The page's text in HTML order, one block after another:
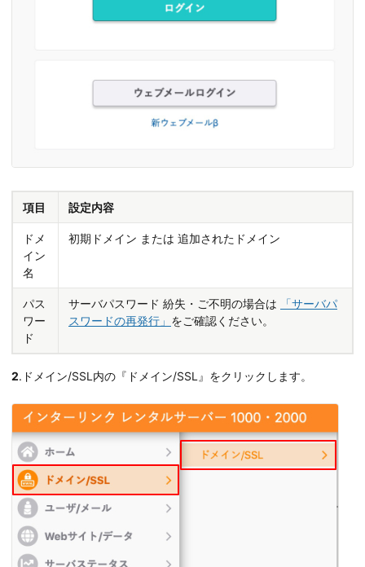
項目 設定内容
ドメ
イン
名
初期ドメイン または 追加されたドメイン
パス
ワー
ド
サーバパスワード 紛失・ご不明の場合は
「サーバパ
スワードの再発行」 をご確認ください。
2.ドメイン/SSL内の『ドメイン/SSL』をクリックします。